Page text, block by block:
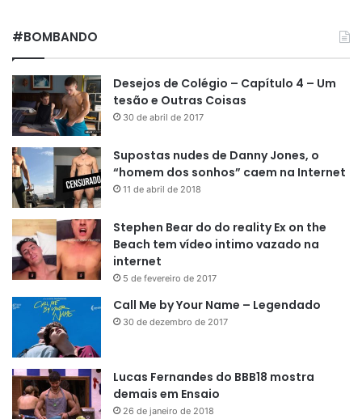
#BOMBANDO
Desejos de Colégio – Capítulo 4 – Um
tesão e Outras Coisas
30 de abril de 2017
Supostas nudes de Danny Jones, o
“homem dos sonhos” caem na Internet
11 de abril de 2018
Stephen Bear do do reality Ex on the
Beach tem vídeo intimo vazado na
internet
5 de fevereiro de 2017
Call Me by Your Name – Legendado
30 de dezembro de 2017
Lucas Fernandes do BBB18 mostra
demais em Ensaio
26 de janeiro de 2018